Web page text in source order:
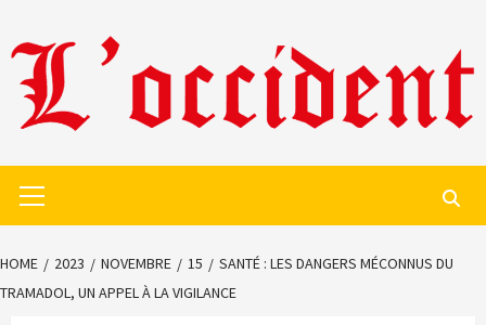
to
content
Menu
HOME 2023 NOVEMBRE 15
SANTÉ : LES DANGERS MÉCONNUS DU
TRAMADOL, UN APPEL À LA VIGILANCE